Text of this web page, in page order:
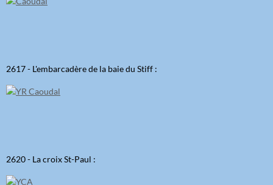
2617 - L'embarcadère de la baie du Stiff :
2620 - La croix St-Paul :